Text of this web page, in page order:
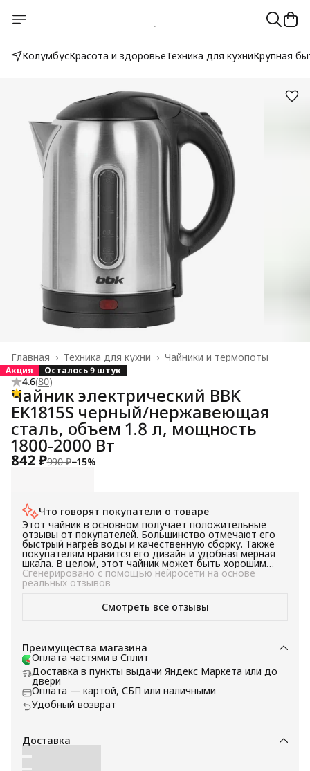
КолумбусКрасота и здоровьеТехника для кухниКрупная
Чайники и термопоты
Техника для кухни ›
Главная ›
Акция Осталось 9 штук
4.6(80)
Чайник электрический BBK
EK1815S черный/нержавеющая
сталь, объем 1.8 л, мощность
1800-2000 Вт
842 ₽990 ₽−15%
Что говорят покупатели о товаре
Этот чайник в основном получает положительные
отзывы от покупателей. Большинство отмечают его
быстрый нагрев воды и качественную сборку. Также
покупателям нравится его дизайн и удобная мерная
шкала. В целом, этот чайник может быть хорошим
выбором для тех, кто ищет быстрый и стильный
чайник.
Сгенерировано с помощью нейросети на основе
реальных отзывов
Смотреть все отзывы
Преимущества магазина
Оплата частями в Сплит
Доставка в пункты выдачи Яндекс Маркета или до
двери
Оплата — картой, СБП или наличными
Удобный возврат
Доставка